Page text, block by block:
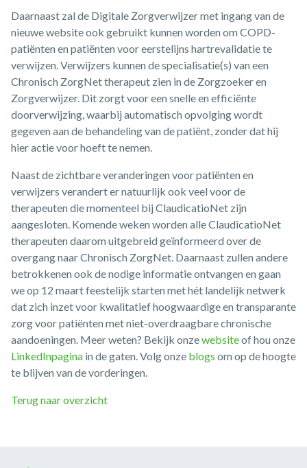
Daarnaast zal de Digitale Zorgverwijzer met ingang van de
nieuwe website ook gebruikt kunnen worden om COPD-
patiënten en patiënten voor eerstelijns hartrevalidatie te
verwijzen. Verwijzers kunnen de specialisatie(s) van een
Chronisch ZorgNet therapeut zien in de Zorgzoeker en
Zorgverwijzer. Dit zorgt voor een snelle en efficiënte
doorverwijzing, waarbij automatisch opvolging wordt
gegeven aan de behandeling van de patiënt, zonder dat hij
hier actie voor hoeft te nemen.
Naast de zichtbare veranderingen voor patiënten en
verwijzers verandert er natuurlijk ook veel voor de
therapeuten die momenteel bij ClaudicatioNet zijn
aangesloten. Komende weken worden alle ClaudicatioNet
therapeuten daarom uitgebreid geïnformeerd over de
overgang naar Chronisch ZorgNet. Daarnaast zullen andere
betrokkenen ook de nodige informatie ontvangen en gaan
we op 12 maart feestelijk starten met hét landelijk netwerk
dat zich inzet voor kwalitatief hoogwaardige en transparante
zorg voor patiënten met niet-overdraagbare chronische
aandoeningen. Meer weten? Bekijk onzewebsiteof hou onze
LinkedInpagina in de gaten. Volg onze blogs om op de hoogte
te blijven van de vorderingen.
Terug naar overzicht